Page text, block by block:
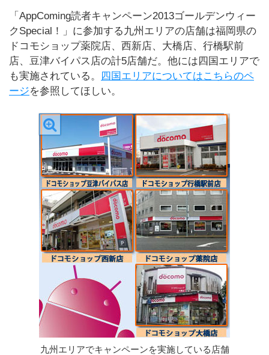
「AppComing読者キャンペーン2013ゴールデンウィー
クSpecial！」に参加する九州エリアの店舗は福岡県の
ドコモショップ薬院店、西新店、大橋店、行橋駅前
店、豆津バイパス店の計5店舗だ。他には四国エリアで
も実施されている。
四国エリアについてはこちらのペ
ージを参照してほしい。
九州エリアでキャンペーンを実施している店舗